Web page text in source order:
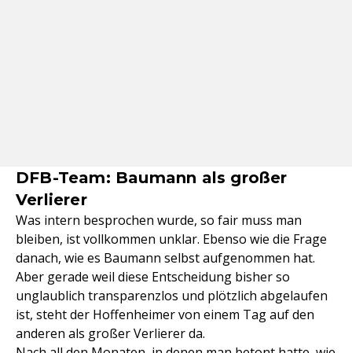
DFB-Team: Baumann als großer
Verlierer
Was intern besprochen wurde, so fair muss man
bleiben, ist vollkommen unklar. Ebenso wie die Frage
danach, wie es Baumann selbst aufgenommen hat.
Aber gerade weil diese Entscheidung bisher so
unglaublich transparenzlos und plötzlich abgelaufen
ist, steht der Hoffenheimer von einem Tag auf den
anderen als großer Verlierer da.